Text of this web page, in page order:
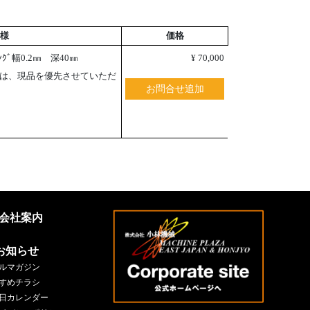
価格
ﾞ幅0.2㎜ 深40㎜
、現品を優先させていただ
¥ 70,000
お問合せ追加
社案内
知らせ
マガジン
めチラシ
カレンダー